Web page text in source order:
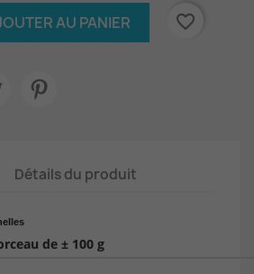
AU PANIER favorite_border
Détails du produit
de ± 100 g